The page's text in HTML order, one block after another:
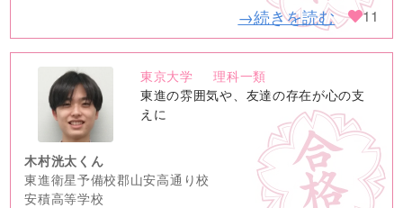
→続きを読む 11
no
image
東京大学
理科一類
東進の雰囲気や、友達の存在が心の支
えに
木村洸太くん
東進衛星予備校郡山安高通り校
安積高等学校